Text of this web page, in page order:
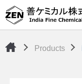
Products